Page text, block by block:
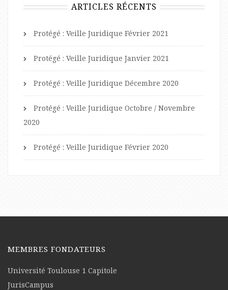
ARTICLES RÉCENTS
Protégé : Veille Juridique Février 2021
Protégé : Veille Juridique Janvier 2021
Protégé : Veille Juridique Décembre 2020
Protégé : Veille Juridique Octobre / Novembre
2020
Protégé : Veille Juridique Février 2020
MEMBRES FONDATEURS
Université Toulouse 1 Capitole
JurisCampus